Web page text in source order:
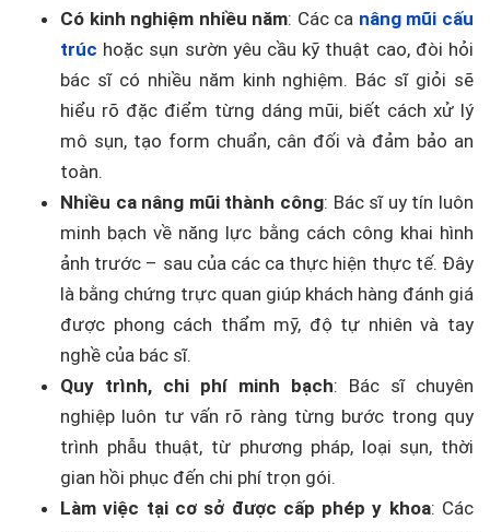
Có kinh nghiệm nhiều năm: Các ca nâng mũi cấu
trúc hoặc sụn sườn yêu cầu kỹ thuật cao, đòi hỏi
bác sĩ có nhiều năm kinh nghiệm. Bác sĩ giỏi sẽ
hiểu rõ đặc điểm từng dáng mũi, biết cách xử lý
mô sụn, tạo form chuẩn, cân đối và đảm bảo an
toàn.
Nhiều ca nâng mũi thành công: Bác sĩ uy tín luôn
minh bạch về năng lực bằng cách công khai hình
ảnh trước – sau của các ca thực hiện thực tế. Đây
là bằng chứng trực quan giúp khách hàng đánh giá
được phong cách thẩm mỹ, độ tự nhiên và tay
nghề của bác sĩ.
Quy trình, chi phí minh bạch: Bác sĩ chuyên
nghiệp luôn tư vấn rõ ràng từng bước trong quy
trình phẫu thuật, từ phương pháp, loại sụn, thời
gian hồi phục đến chi phí trọn gói.
Làm việc tại cơ sở được cấp phép y khoa: Các